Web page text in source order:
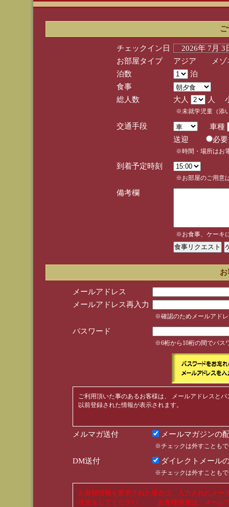
チェックイン日
2026年 7月
お部屋タイプ
アジア メゾネ
泊数
泊
食事
総人数
大人 人
※未就学児童（添
交通手段
車種
送迎
※時間・場所はお
到着予定時刻
※お部屋のご用意
備考欄
※お食事、ケーキ
メールアドレス
メールアドレス再入力
※確認のためメールアド
パスワード
※6桁から10桁の間でパス
ご利用頂いた事のあるお客様は、 メールアドレスと
以前登録された情報が表示されます。
メルマガ送付 メールマガジンの
※チェックは外すことも
DM送付 ダイレクトメール
※チェックは外すことも
お客様情報を変更された場合は、入力されたメ
注意をしてください。 お客様情報は、メール